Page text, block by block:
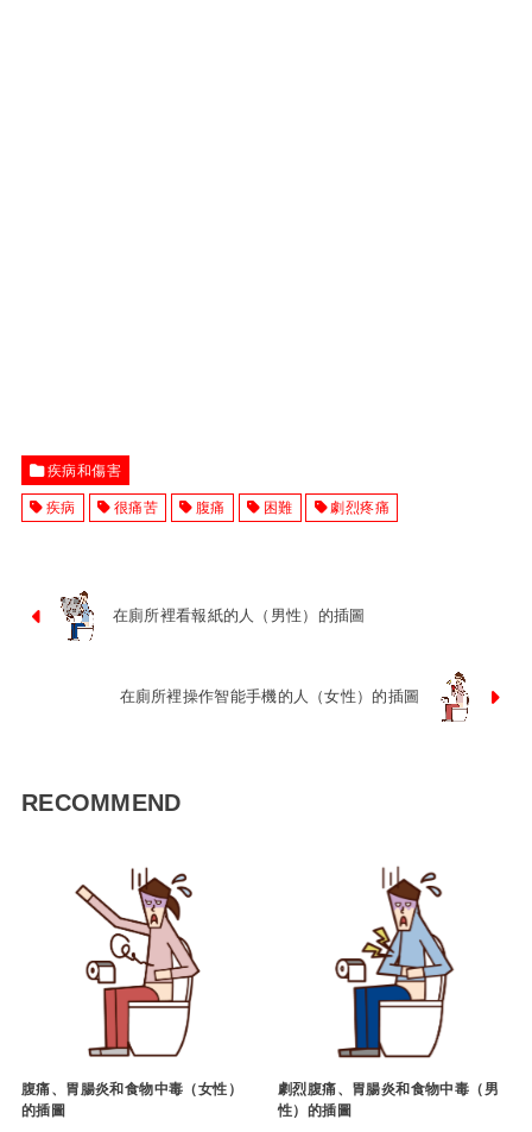
疾病和傷害
疾病 很痛苦 腹痛 困難 劇烈疼痛
在廁所裡看報紙的人（男性）的插圖
在廁所裡操作智能手機的人（女性）的插圖
RECOMMEND
腹痛、胃腸炎和食物中毒（女性）
的插圖
劇烈腹痛、胃腸炎和食物中毒（男
性）的插圖